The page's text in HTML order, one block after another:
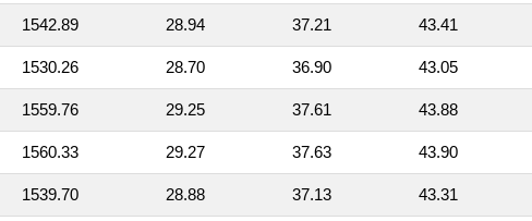
43.41
37.21
28.94
1542.89
43.05
36.90
28.70
1530.26
43.88
37.61
29.25
1559.76
43.90
37.63
29.27
1560.33
43.31
37.13
28.88
1539.70